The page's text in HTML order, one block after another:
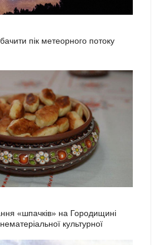
пік метеорного потоку
«шпачків» на Городищині
культурної